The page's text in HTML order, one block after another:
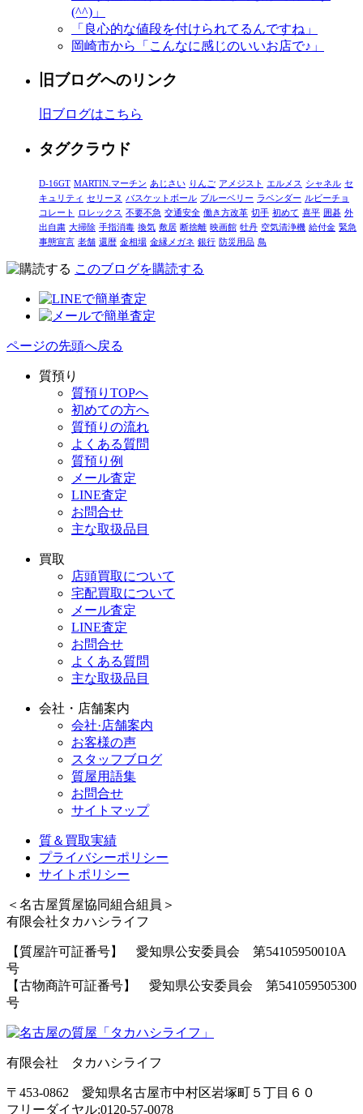
(^^)」
「良心的な値段を付けられてるんですね」
岡崎市から「こんなに感じのいいお店で♪」
旧ブログへのリンク
旧ブログはこちら
タグクラウド
D-16GT MARTIN.マーチン あじさい りんご アメジスト エルメス シャネル セ
キュリティ セリーヌ バスケットボール ブルーベリー ラベンダー ルビーチョ
コレート
ロレックス 不要不急 交通安全 働き方改革 切手 初めて 喜平 囲碁 外
出自粛 大掃除 手指消毒 換気 敷居 断捨離 映画館 牡丹 空気清浄機 給付金 緊急
事態宣言 老舗 還暦 金相場 金縁メガネ 銀行 防災用品 鳥
このブログを購読する
ページの先頭へ戻る
質預り
質預りTOPへ
初めての方へ
質預りの流れ
よくある質問
質預り例
メール査定
LINE査定
お問合せ
主な取扱品目
買取
店頭買取について
宅配買取について
メール査定
LINE査定
お問合せ
よくある質問
主な取扱品目
会社・店舗案内
会社·店舗案内
お客様の声
スタッフブログ
質屋用語集
お問合せ
サイトマップ
質＆買取実績
プライバシーポリシー
サイトポリシー
＜名古屋質屋協同組合組員＞
有限会社タカハシライフ
【質屋許可証番号】 愛知県公安委員会 第54105950010A
号
【古物商許可証番号】 愛知県公安委員会 第541059505300
号
有限会社 タカハシライフ
〒453-0862 愛知県名古屋市中村区岩塚町５丁目６０
フリーダイヤル:0120-57-0078